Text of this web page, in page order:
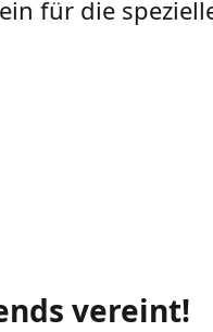
für die
vereint!